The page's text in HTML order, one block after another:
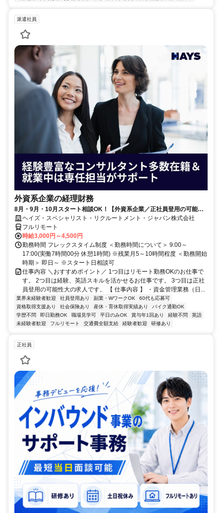
派遣社員
外資系企業の経理財務
8月・9月・10月スタート相談OK！【外資系企業／正社員登用の可能性
大／700万～800万／リモート勤務OK】経理財務
ヘイズ・スペシャリスト・リクルートメント・ジャパン株式会社
フルリモート
時給3,000円～4,500円
勤務時間 フレックスタイム制度 ＜勤務時間について＞ 9:00～
17:00(実働7時間00分 休憩1時間) ※残業月5～10時間程度 ＜勤務開始
時期＞ 即日～ ※スタート日相談可
仕事内容 ＼おすすめポイント／ 1つ目はリモート勤務OKのお仕事で
す。 2つ目は経験、英語スキルを活かせるお仕事です。 3つ目は正社
員登用の可能性大の求人です。 【 仕事内容 】 ・資金管理業務（日...
業界未経験者歓迎 社員登用あり 副業・WワークOK
60代も応募可
資格取得支援あり
社会保険あり 産休・育休取得実績あり
バイク通勤OK
学歴不問
即日勤務OK 職場見学可 平日のみOK 賞与年1回あり 経験不問
英語
未経験者歓迎
フルリモート 交通費全額支給 経験者歓迎 研修あり
正社員